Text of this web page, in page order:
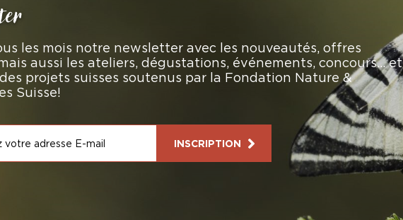
les mois notre newsletter avec les nouveautés, offres
aussi les ateliers, dégustations, événements, concours… et
des projets suisses soutenus par la Fondation Nature &
Suisse!
INSCRIPTION